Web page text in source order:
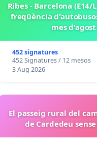
Ribes - Barcelona (E14/
freqüència
mes d'agost
452 signatures
452 Signatures / 12 mesos
3 Aug 2026
El passeig rural del
de Cardedeu